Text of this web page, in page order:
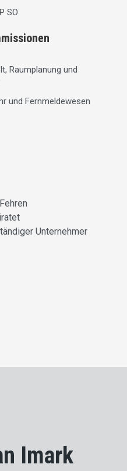
SO
Raumplanung und
und Fernmeldewesen
Unternehmer
Imark